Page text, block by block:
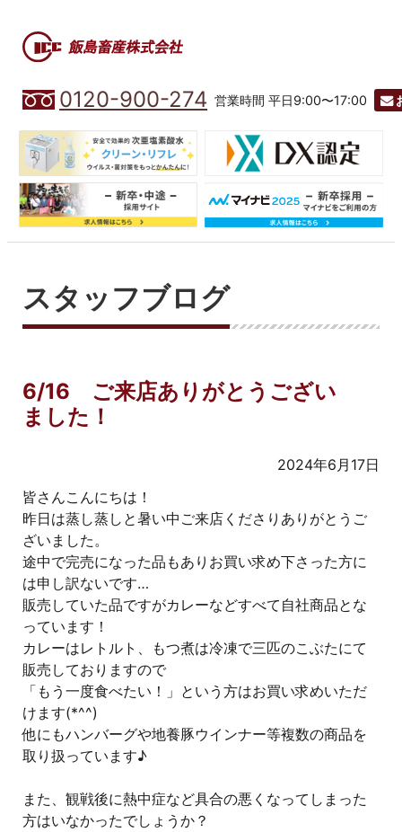
0120-900-274 営業時間 平日9:00〜17:00
スタッフブログ
6/16 ご来店ありがとうござい
ました！
2024年6月17日
皆さんこんにちは！
昨日は蒸し蒸しと暑い中ご来店くださりありがとうご
ざいました。
途中で完売になった品もありお買い求め下さった方に
は申し訳ないです…
販売していた品ですがカレーなどすべて自社商品とな
っています！
カレーはレトルト、もつ煮は冷凍で三匹のこぶたにて
販売しておりますので
「もう一度食べたい！」という方はお買い求めいただ
けます(*^^)
他にもハンバーグや地養豚ウインナー等複数の商品を
取り扱っています♪
また、観戦後に熱中症など具合の悪くなってしまった
方はいなかったでしょうか？